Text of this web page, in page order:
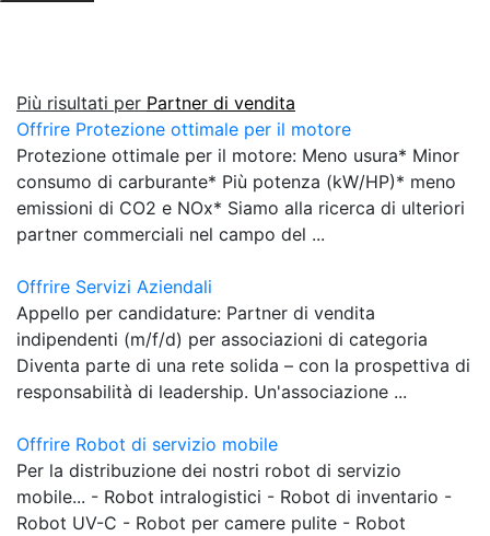
Più risultati per Partner di vendita
Offrire Protezione ottimale per il motore
Protezione ottimale per il motore: Meno usura* Minor
consumo di carburante* Più potenza (kW/HP)* meno
emissioni di CO2 e NOx* Siamo alla ricerca di ulteriori
partner commerciali nel campo del ...
Offrire Servizi Aziendali
Appello per candidature: Partner di vendita
indipendenti (m/f/d) per associazioni di categoria
Diventa parte di una rete solida – con la prospettiva di
responsabilità di leadership. Un'associazione ...
Offrire Robot di servizio mobile
Per la distribuzione dei nostri robot di servizio
mobile... - Robot intralogistici - Robot di inventario -
Robot UV-C - Robot per camere pulite - Robot